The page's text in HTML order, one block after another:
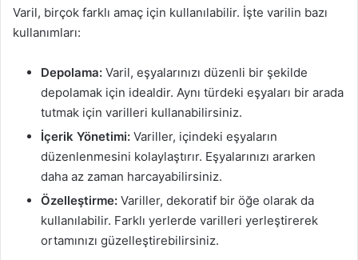
Varil, birçok farklı amaç için kullanılabilir. İşte varilin bazı
kullanımları:
Depolama: Varil, eşyalarınızı düzenli bir şekilde
depolamak için idealdir. Aynı türdeki eşyaları bir arada
tutmak için varilleri kullanabilirsiniz.
İçerik Yönetimi: Variller, içindeki eşyaların
düzenlenmesini kolaylaştırır. Eşyalarınızı ararken
daha az zaman harcayabilirsiniz.
Özelleştirme: Variller, dekoratif bir öğe olarak da
kullanılabilir. Farklı yerlerde varilleri yerleştirerek
ortamınızı güzelleştirebilirsiniz.